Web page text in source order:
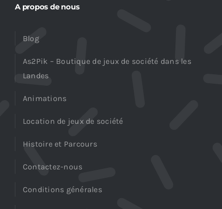
A propos de nous
Blog
As2Pik – Boutique de jeux de société dans les
Landes
Animations
Location de jeux de société
Histoire et Parcours
Contactez-nous
Conditions générales